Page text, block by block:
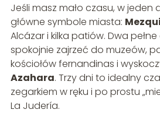
Jeśli masz mało czasu, w jeden
główne symbole miasta:
Alcázar i kilka patiów. Dwa
spokojnie zajrzeć do muzeów,
kościołów fernandinas i
Azahara. Trzy dni to idealny
zegarkiem w ręku i po prostu
La Judería.